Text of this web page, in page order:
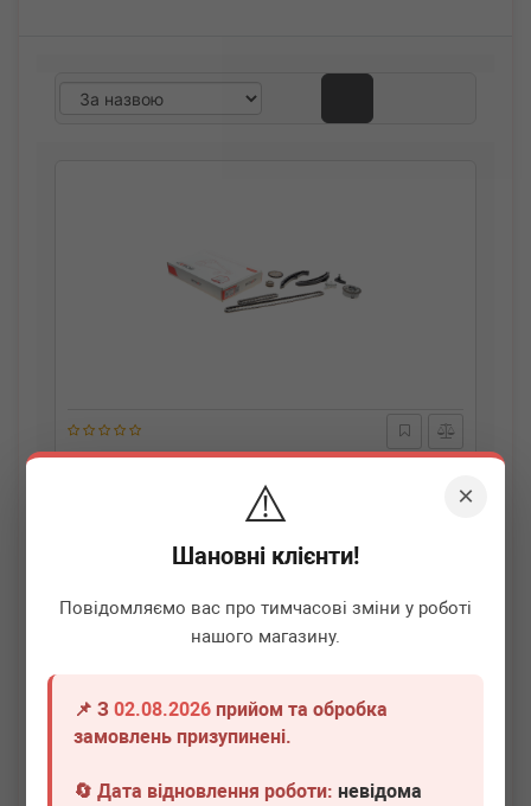
×
⚠️
Шановні клієнти!
Повідомляємо вас про тимчасові зміни у роботі
нашого магазину.
📌 З02.08.2026 прийом та обробка
замовлень призупинені.
🔄 Дата відновлення роботи:невідома
BOGAP A1328123
Комплект ланцюга ГРМ VW Golf V/VI/Passat 1.4TSI 07-
Немає в наявності
Докладніше